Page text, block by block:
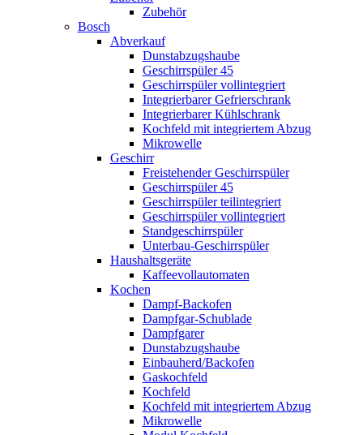
Zubehör
Bosch
Abverkauf
Dunstabzugshaube
Geschirrspüler 45
Geschirrspüler vollintegriert
Integrierbarer Gefrierschrank
Integrierbarer Kühlschrank
Kochfeld mit integriertem Abzug
Mikrowelle
Geschirr
Freistehender Geschirrspüler
Geschirrspüler 45
Geschirrspüler teilintegriert
Geschirrspüler vollintegriert
Standgeschirrspüler
Unterbau-Geschirrspüler
Haushaltsgeräte
Kaffeevollautomaten
Kochen
Dampf-Backofen
Dampfgar-Schublade
Dampfgarer
Dunstabzugshaube
Einbauherd/Backofen
Gaskochfeld
Kochfeld
Kochfeld mit integriertem Abzug
Mikrowelle